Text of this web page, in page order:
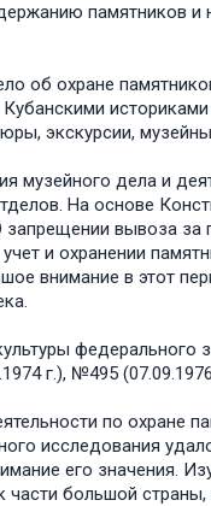
памятников
об охране
экскурсии,
музейного дела и
На основе
запрещении вывоза за
и охранении
внимание в этот
федерального
г.), №495 (07.09.1976
по охране
исследования
его значения.
большой страны,